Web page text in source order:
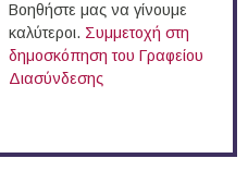
Βοηθήστε μας να γίνουμε
καλύτεροι. Συμμετοχή στη
δημοσκόπηση του Γραφείου
Διασύνδεσης